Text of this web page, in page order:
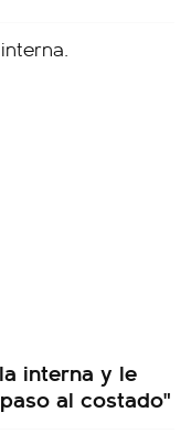
interna y le
al costado"